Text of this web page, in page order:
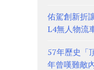
佑駕創新折
L4無人物流
57年歷史「
年曾嘆難敵